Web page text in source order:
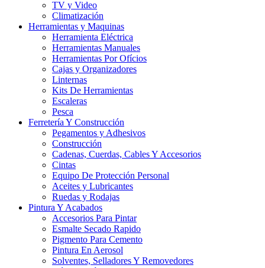
TV y Video
Climatización
Herramientas y Maquinas
Herramienta Eléctrica
Herramientas Manuales
Herramientas Por Ofícios
Cajas y Organizadores
Linternas
Kits De Herramientas
Escaleras
Pesca
Ferretería Y Construcción
Pegamentos y Adhesivos
Construcción
Cadenas, Cuerdas, Cables Y Accesorios
Cintas
Equipo De Protección Personal
Aceites y Lubricantes
Ruedas y Rodajas
Pintura Y Acabados
Accesorios Para Pintar
Esmalte Secado Rapido
Pigmento Para Cemento
Pintura En Aerosol
Solventes, Selladores Y Removedores